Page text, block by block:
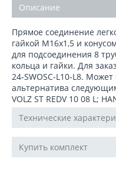
Описание
Прямое соединение
гайкой М16x1,5 и
для подсоединения 8
кольца и гайки. Для
24-SWOSС-L10-L8. Может
альтернатива
VOLZ ST REDV 10 08 L;
Технические
Купить комплект